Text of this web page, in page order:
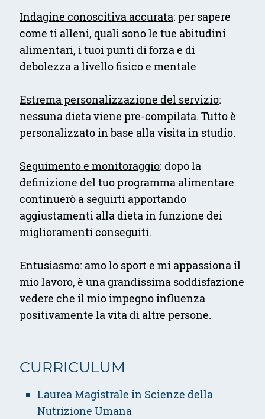
Indagine conoscitiva accurata: per sapere
come ti alleni, quali sono le tue abitudini
alimentari, i tuoi punti di forza e di
debolezza a livello fisico e mentale
Estrema personalizzazione del servizio:
nessuna dieta viene pre-compilata. Tutto è
personalizzato in base alla visita in studio.
Seguimento e monitoraggio: dopo la
definizione del tuo programma alimentare
continuerò a seguirti apportando
aggiustamenti alla dieta in funzione dei
miglioramenti conseguiti.
Entusiasmo: amo lo sport e mi appassiona il
mio lavoro, è una grandissima soddisfazione
vedere che il mio impegno influenza
positivamente la vita di altre persone.
CURRICULUM
Laurea Magistrale in Scienze della
Nutrizione Umana